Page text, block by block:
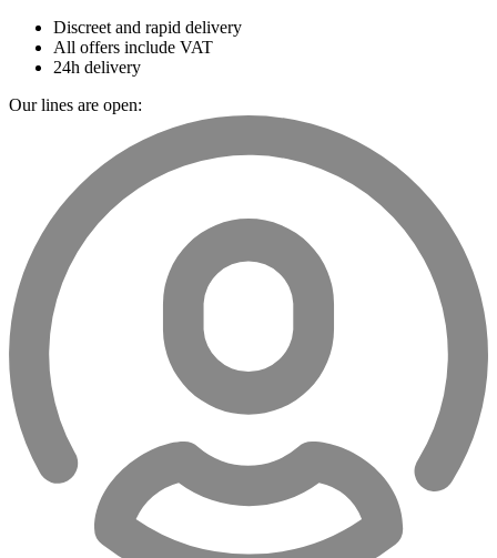
Discreet and rapid delivery
All offers include VAT
24h delivery
Our lines are open: